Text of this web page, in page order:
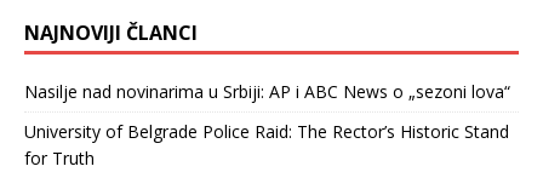
NAJNOVIJI ČLANCI
Nasilje nad novinarima u Srbiji: AP i ABC News o „sezoni lova“
University of Belgrade Police Raid: The Rector’s Historic Stand
for Truth